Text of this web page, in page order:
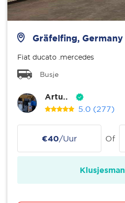
Gräfelfing, Germany
Fiat ducato .mercedes
Busje
Artu..
5.0 (277)
€40/Uur Of
Klusjesman